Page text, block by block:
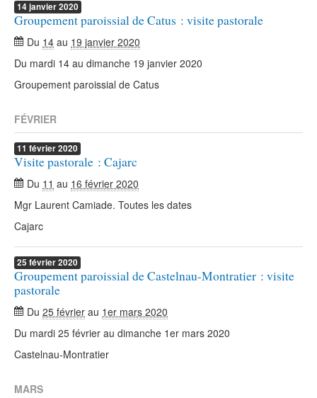
14janvier2020
Groupement paroissial de Catus : visite pastorale
Du 14 au 19 janvier 2020
Du mardi 14 au dimanche 19 janvier 2020
Groupement paroissial de Catus
FÉVRIER
11 février2020
Visite pastorale : Cajarc
Du 11 au 16 février 2020
Mgr Laurent Camiade. Toutes les dates
Cajarc
25 février2020
Groupement paroissial de Castelnau-Montratier : visite
pastorale
Du 25 février au 1er mars 2020
Du mardi 25 février au dimanche 1er mars 2020
Castelnau-Montratier
MARS